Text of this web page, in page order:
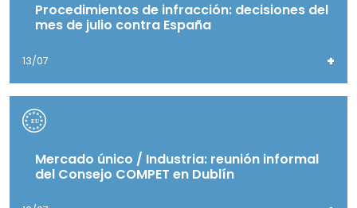
Procedimientos de infracción: decisiones del
mes de julio contra España
13/07 +
Mercado único / Industria: reunión informal
del Consejo COMPET en Dublín